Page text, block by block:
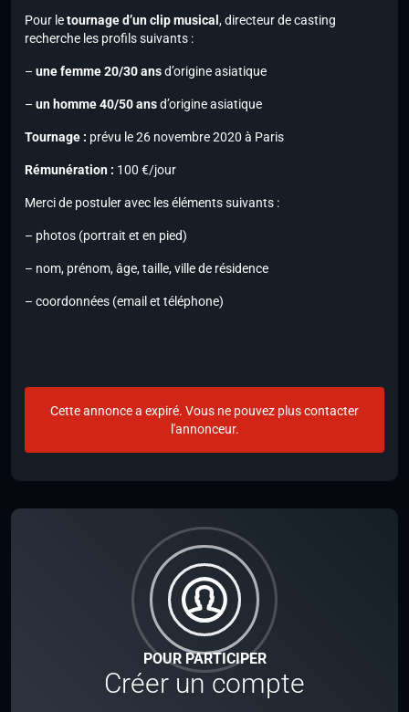
POUR PARTICIPER
Créer un compte
Pour letournage d’un clip musical , directeur de casting
recherche les profils suivants :
– une femme 20/30 ansd’origine asiatique
– un homme 40/50 ansd’origine asiatique
Tournage : prévu le 26 novembre 2020 à Paris
Rémunération : 100 €/jour
Merci de postuler avec les éléments suivants :
– photos (portrait et en pied)
– nom, prénom, âge, taille, ville de résidence
– coordonnées (email et téléphone)
Cette annonce a expiré. Vous ne pouvez plus contacter
l'annonceur.